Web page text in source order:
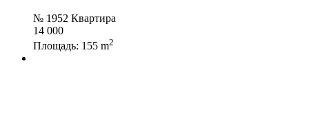
№ 1952 Квартира
14 000
Площадь: 155 m2